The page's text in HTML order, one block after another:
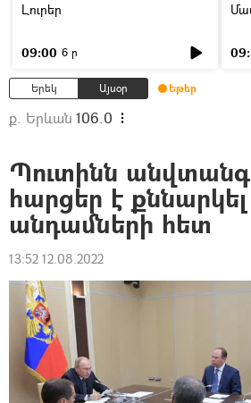
Լուրեր
09:00 6 ր
Երեկ Այսօր Եթեր
ք. Երևան 106.0
Պուտինն
հարցեր է
անդամների հետ
13:52 12.08.2022